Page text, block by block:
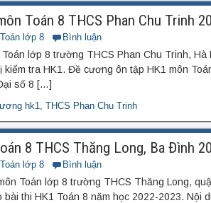
Toán 8 THCS Phan Chu Trinh
lớp 8 Bình luận
lớp 8 trường THCS Phan Chu Trinh, Hà
kiểm tra HK1. Đề cương ôn tập HK1 môn
số 8 […]
hk1, THCS Phan Chu Trinh
8 THCS Thăng Long, Ba Đình
lớp 8 Bình luận
Toán lớp 8 trường THCS Thăng Long,
thi HK1 Toán 8 năm học 2022-2023. Nội